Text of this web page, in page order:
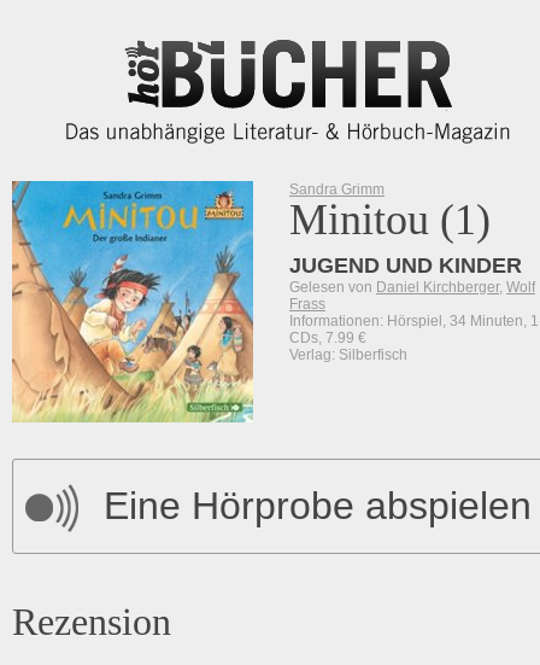
Sandra Grimm
Minitou (1)
JUGEND UND KINDER
Gelesen von Daniel Kirchberger, Wolf
Frass
Informationen: Hörspiel, 34 Minuten, 1
CDs, 7.99 €
Verlag: Silberfisch
Eine Hörprobe abspielen
Rezension